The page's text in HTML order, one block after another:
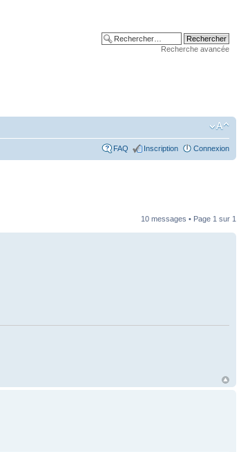
Recherche avancée
FAQ Inscription Connexion
10 messages • Page 1 sur 1